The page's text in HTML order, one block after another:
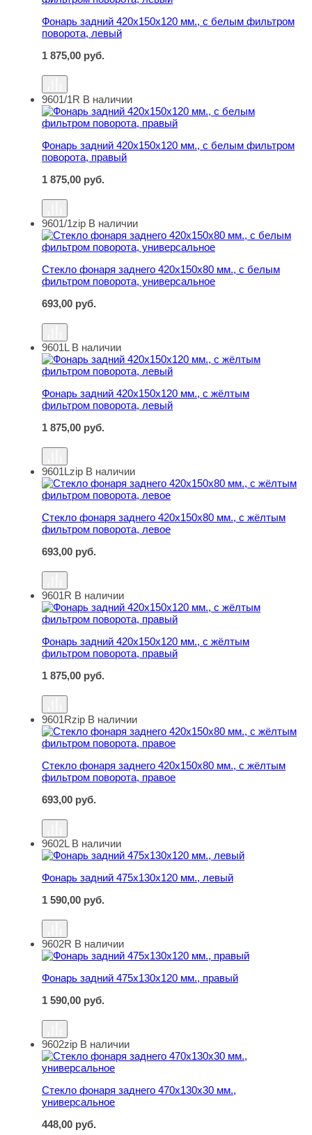
Фонарь задний 420х150х120 мм., с белым фильтром
поворота, левый
1 875,00 руб.
Фонарь задний 420х150х120 мм., с белым фильтром
9601/1R В наличии
Фонарь задний 420х150х120 мм., с белым фильтром
поворота, правый
1 875,00 руб.
Стекло фонаря заднего 420х150х80 мм., с белым
9601/1zip В наличии
Стекло фонаря заднего 420х150х80 мм., с белым
фильтром поворота, универсальное
693,00 руб.
Фонарь задний 420х150х120 мм., с жёлтым фильтром
9601L В наличии
Фонарь задний 420х150х120 мм., с жёлтым
фильтром поворота, левый
1 875,00 руб.
Стекло фонаря заднего 420х150х80 мм., с жёлтым
9601Lzip В наличии
Стекло фонаря заднего 420х150х80 мм., с жёлтым
фильтром поворота, левое
693,00 руб.
Фонарь задний 420х150х120 мм., с жёлтым фильтром
9601R В наличии
Фонарь задний 420х150х120 мм., с жёлтым
фильтром поворота, правый
1 875,00 руб.
Стекло фонаря заднего 420х150х80 мм., с жёлтым
9601Rzip В наличии
Стекло фонаря заднего 420х150х80 мм., с жёлтым
фильтром поворота, правое
693,00 руб.
Фонарь задний 475х130х120 мм., левый
9602L В наличии
Фонарь задний 475х130х120 мм., левый
1 590,00 руб.
Фонарь задний 475х130х120 мм., правый
9602R В наличии
Фонарь задний 475х130х120 мм., правый
1 590,00 руб.
Стекло фонаря заднего 470х130х30 мм., универсальное
9602zip В наличии
Стекло фонаря заднего 470х130х30 мм.,
универсальное
448,00 руб.